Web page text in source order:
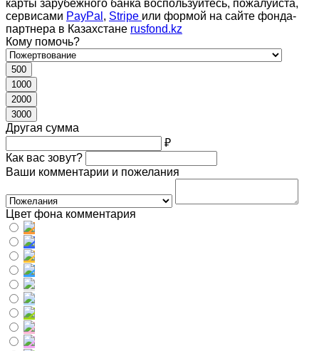
карты зарубежного банка воспользуйтесь, пожалуйста,
сервисами PayPal , Stripe или формой на сайте фонда-
партнера в Казахстане rusfond.kz
Кому помочь?
500
1000
2000
3000
Другая сумма
₽
Как вас зовут?
Ваши комментарии и пожелания
Цвет фона комментария